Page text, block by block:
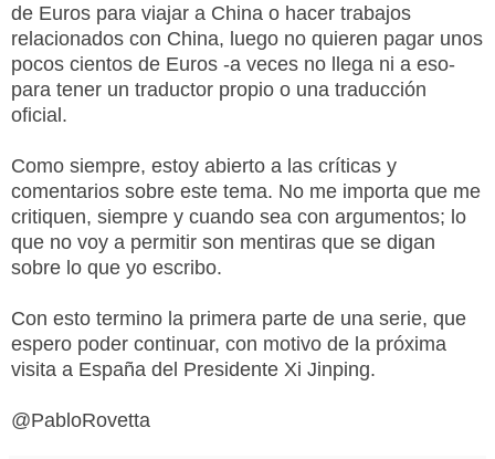
de Euros para viajar a China o hacer trabajos
relacionados con China, luego no quieren pagar unos
pocos cientos de Euros -a veces no llega ni a eso-
para tener un traductor propio o una traducción
oficial.
Como siempre, estoy abierto a las críticas y
comentarios sobre este tema. No me importa que me
critiquen, siempre y cuando sea con argumentos; lo
que no voy a permitir son mentiras que se digan
sobre lo que yo escribo.
Con esto termino la primera parte de una serie, que
espero poder continuar, con motivo de la próxima
visita a España del Presidente Xi Jinping.
@PabloRovetta